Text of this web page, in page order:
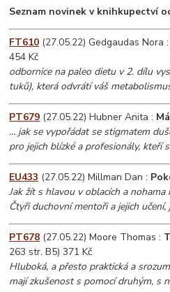
Seznam novinek v knihkupectví
FT610 (27.05.22) Gedgaudas Nora :
454 Kč
odbornice na paleo dietu v 2. dílu
tuků), která odvrátí váš
PT679 (27.05.22) Hubner Anita :
... jak se vypořádat se stigmatem
pro jejich blízké a profesionály, kteří
EU433 (27.05.22) Millman Dan :
Jak žít s hlavou v oblacích a
Čtyři duchovní mentoři a jejich
PT678 (27.05.22) Moore Thomas :
263 str. B5) 371 Kč
Hluboká, a přesto praktická a
mají zkušenost s pomocí druhým, s